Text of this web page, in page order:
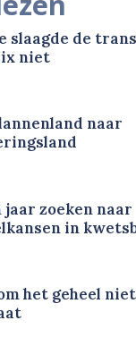
slaagde de
niet
naar
jaar zoeken naar
in
het geheel